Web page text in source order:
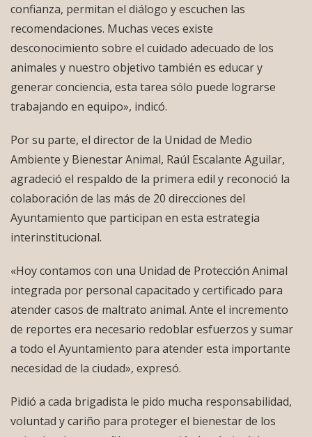
confianza, permitan el diálogo y escuchen las
recomendaciones. Muchas veces existe
desconocimiento sobre el cuidado adecuado de los
animales y nuestro objetivo también es educar y
generar conciencia, esta tarea sólo puede lograrse
trabajando en equipo», indicó.
Por su parte, el director de la Unidad de Medio
Ambiente y Bienestar Animal, Raúl Escalante Aguilar,
agradeció el respaldo de la primera edil y reconoció la
colaboración de las más de 20 direcciones del
Ayuntamiento que participan en esta estrategia
interinstitucional.
«Hoy contamos con una Unidad de Protección Animal
integrada por personal capacitado y certificado para
atender casos de maltrato animal. Ante el incremento
de reportes era necesario redoblar esfuerzos y sumar
a todo el Ayuntamiento para atender esta importante
necesidad de la ciudad», expresó.
Pidió a cada brigadista le pido mucha responsabilidad,
voluntad y cariño para proteger el bienestar de los